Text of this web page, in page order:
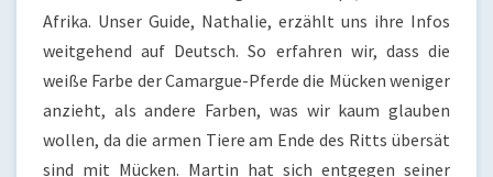
Afrika. Unser Guide, Nathalie, erzählt uns ihre Infos
weitgehend auf Deutsch. So erfahren wir, dass die
weiße Farbe der Camargue-Pferde die Mücken weniger
anzieht, als andere Farben, was wir kaum glauben
wollen, da die armen Tiere am Ende des Ritts übersät
sind mit Mücken. Martin hat sich entgegen seiner